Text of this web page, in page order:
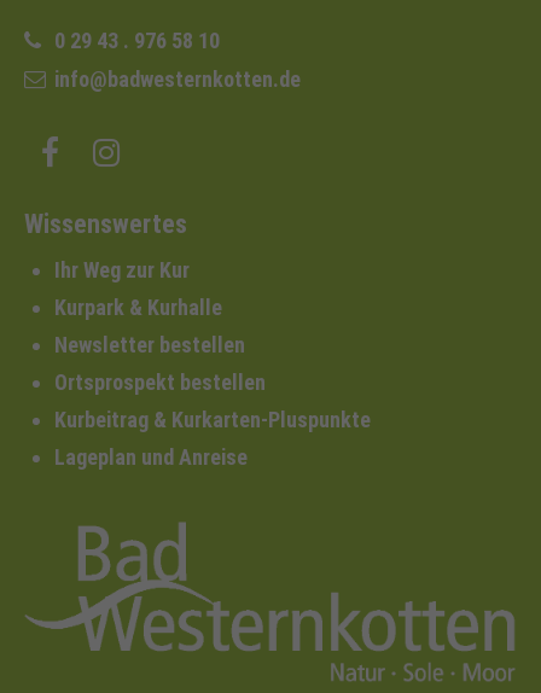
0 29 43 . 976 58 10
info@badwesternkotten.de
Wissenswertes
Ihr Weg zur Kur
Kurpark & Kurhalle
Newsletter bestellen
Ortsprospekt bestellen
Kurbeitrag & Kurkarten-Pluspunkte
Lageplan und Anreise